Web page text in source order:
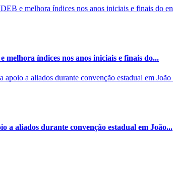
índices nos anos iniciais e finais do...
a aliados durante convenção estadual em João...